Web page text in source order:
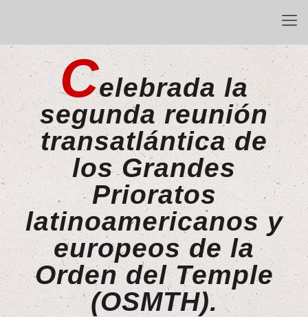
Celebrada la
segunda reunión
transatlántica de
los Grandes
Prioratos
latinoamericanos y
europeos de la
Orden del Temple
(OSMTH).